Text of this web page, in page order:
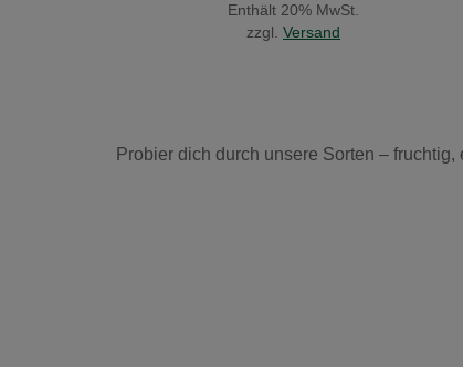
Enthält 20% MwSt.
zzgl. Versand
Probier dich durch unsere Sorten –